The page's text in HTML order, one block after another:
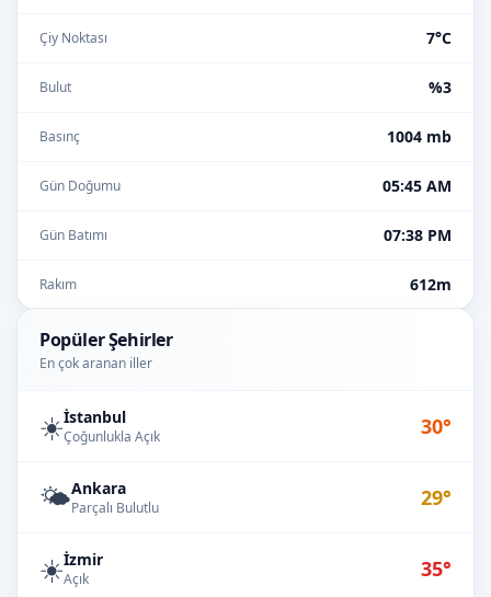
Çiy Noktası 7°C
Bulut %3
Basınç 1004 mb
Gün Doğumu 05:45 AM
Gün Batımı 07:38 PM
Rakım 612m
Popüler Şehirler
En çok aranan iller
☀️İstanbul
Çoğunlukla Açık 30°
🌤️Ankara
Parçalı Bulutlu 29°
☀️İzmir
Açık 35°